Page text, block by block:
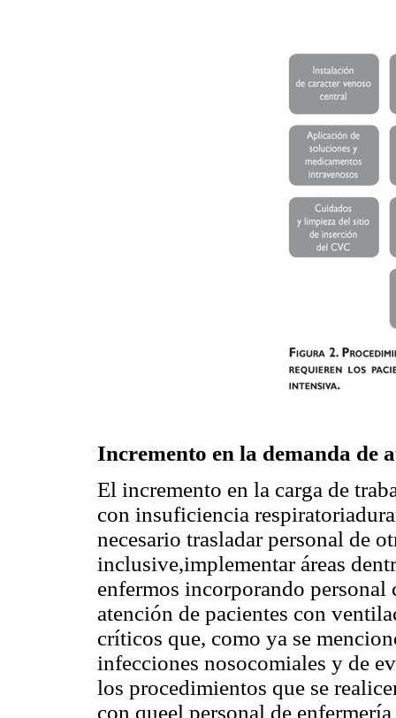
Incremento en la demanda de
El incremento en la carga de
con insuficiencia
necesario trasladar personal de
inclusive,implementar áreas
enfermos incorporando
atención de pacientes con
críticos que, como ya se
infecciones nosocomiales y de
los procedimientos que se
con queel personal de